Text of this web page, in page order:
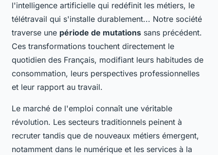
l'intelligence artificielle qui redéfinit les métiers, le
télétravail qui s'installe durablement... Notre société
traverse une période de mutations sans précédent.
Ces transformations touchent directement le
quotidien des Français, modifiant leurs habitudes de
consommation, leurs perspectives professionnelles
et leur rapport au travail.
Le marché de l'emploi connaît une véritable
révolution. Les secteurs traditionnels peinent à
recruter tandis que de nouveaux métiers émergent,
notamment dans le numérique et les services à la